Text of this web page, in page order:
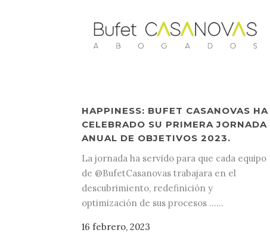
HAPPINESS: BUFET CASANOVAS HA
CELEBRADO SU PRIMERA JORNADA
ANUAL DE OBJETIVOS 2023.
La jornada ha servido para que cada equipo
de @BufetCasanovas trabajara en el
descubrimiento, redefinición y
optimización de sus procesos ......
16 febrero, 2023